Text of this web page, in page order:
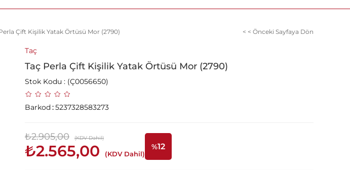
Çift Kişilik Yatak Örtüsü Mor (2790) < < Önceki Sayfaya Dön
Taç
Taç Perla Çift Kişilik Yatak Örtüsü Mor (2790)
Stok Kodu (Ç0056650)
Barkod:5237328583273
%12
₺2.905,00 (KDV Dahil)
₺2.565,00 (KDV Dahil)